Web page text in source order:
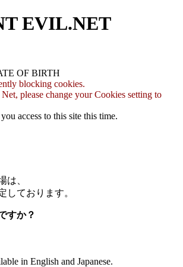
EVIL.NET
OF BIRTH
blocking cookies.
please change your Cookies setting to
access to this site this time.
は、
しております。
すか？
in English and Japanese.